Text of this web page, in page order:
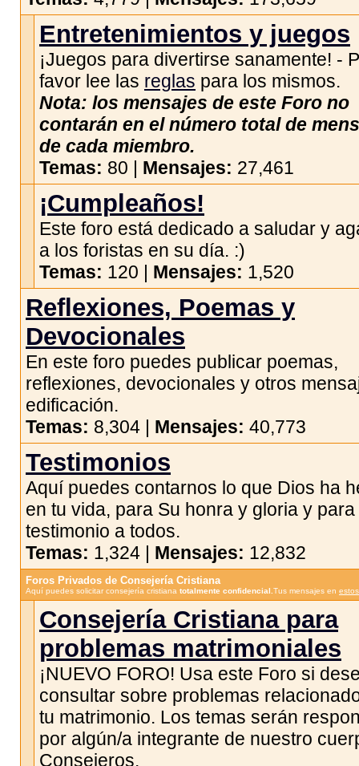
Entretenimientos y juegos
¡Juegos para divertirse sanamente! -
favor lee las reglas para los mismos.
Nota: los mensajes de este Foro no
contarán en el número total de
de cada miembro.
Temas: 80 | Mensajes: 27,461
¡Cumpleaños!
Este foro está dedicado a saludar y
a los foristas en su día. :)
Temas: 120 | Mensajes: 1,520
Reflexiones, Poemas y
Devocionales
En este foro puedes publicar poemas,
reflexiones, devocionales y otros
edificación.
Temas: 8,304 | Mensajes: 40,773
Testimonios
Aquí puedes contarnos lo que Dios ha
en tu vida, para Su honra y gloria y para
testimonio a todos.
Temas: 1,324 | Mensajes: 12,832
Foros Privados de Consejería Cristiana
Aquí puedes solicitar consejería cristiana totalmente confidencial. Tus mensajes en
Consejería Cristiana para
problemas matrimoniales
¡NUEVO FORO! Usa este Foro si
consultar sobre problemas
tu matrimonio. Los temas serán
por algún/a integrante de nuestro
Consejeros.